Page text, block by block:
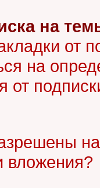
на
от
на
от
вложения?